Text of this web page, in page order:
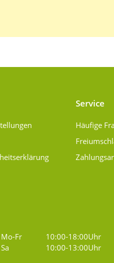
Service
Häufige
Mo-Fr
10:00-18:00Uhr
Sa
10:00-13:00Uhr